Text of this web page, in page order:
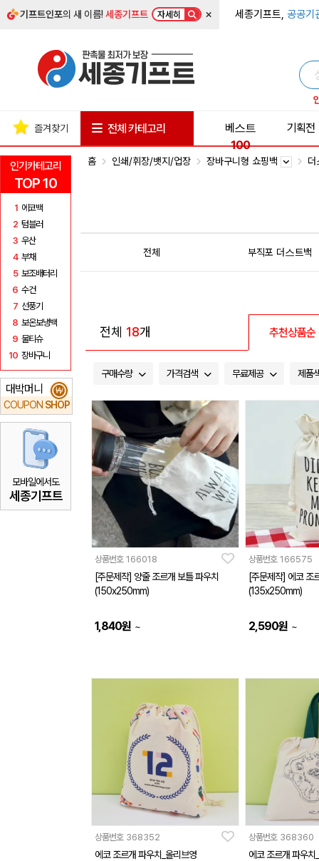
기프트인포의 새 이름!세종기프트 자세히 × 세종기프트, 공공기
인기카테고리
TOP 10
1 에코백
2 텀블러
3 우산
4 부채
5 보조배터리
6 수건
7 선풍기
8 보온보냉백
9 물티슈
10 장바구니
대박머니
COUPON SHOP
₩
모바일에서도
세종기프트
즐겨찾기 전체 카테고리
베스트
100
기획전
홈 인쇄/휘장/뱃지/업장 장바구니형 쇼핑백
전체 부직포 더스트백
전체 18개 추천상품순
구매수량 가격검색 무료제공 제품
상품번호 166018
[주문제작] 양줄 조르개 보틀 파우치
(150x250mm)
1,840원 ~
상품번호 166575
[주문제작] 에코 조
(135x250mm)
2,590원 ~
상품번호 368352
에코 조르개 파우치_올리브영
상품번호 368360
에코 조르개 파우치